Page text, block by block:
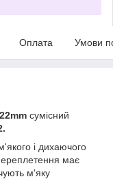
Оплата Умови
22mm сумісний
і дихаючого
має
м'яку